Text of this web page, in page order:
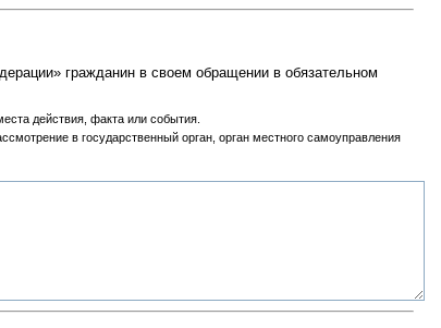
гражданин в своем обращении в обязательном
действия, факта или события.
в государственный орган, орган местного самоуправления